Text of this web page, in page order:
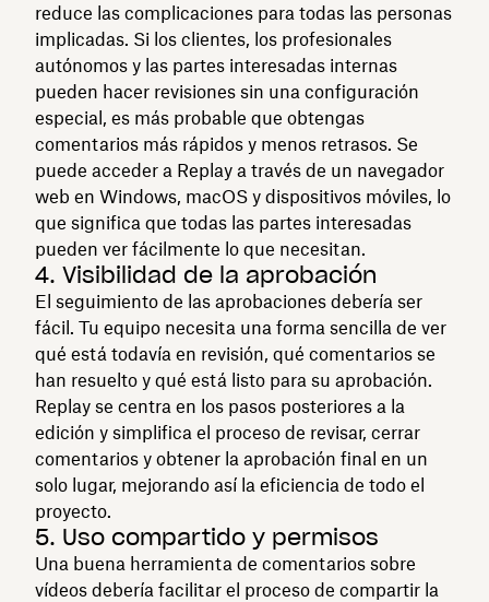
reduce las complicaciones para todas las personas
implicadas. Si los clientes, los profesionales
autónomos y las partes interesadas internas
pueden hacer revisiones sin una configuración
especial, es más probable que obtengas
comentarios más rápidos y menos retrasos. Se
puede acceder a Replay a través de un navegador
web en Windows, macOS y dispositivos móviles, lo
que significa que todas las partes interesadas
pueden ver fácilmente lo que necesitan.
4. Visibilidad de la aprobación
El seguimiento de las aprobaciones debería ser
fácil. Tu equipo necesita una forma sencilla de ver
qué está todavía en revisión, qué comentarios se
han resuelto y qué está listo para su aprobación.
Replay se centra en los pasos posteriores a la
edición y simplifica el proceso de revisar, cerrar
comentarios y obtener la aprobación final en un
solo lugar, mejorando así la eficiencia de todo el
proyecto.
5. Uso compartido y permisos
Una buena herramienta de comentarios sobre
vídeos debería facilitar el proceso de compartir la